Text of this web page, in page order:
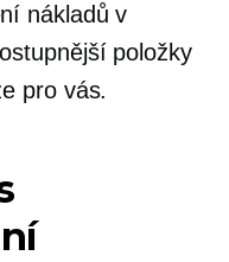
nákladů v
položky
pro vás.